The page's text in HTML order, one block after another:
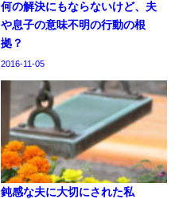
何の解決にもならないけど、夫
や息子の意味不明の行動の根
拠？
2016-11-05
鈍感な夫に大切にされた私